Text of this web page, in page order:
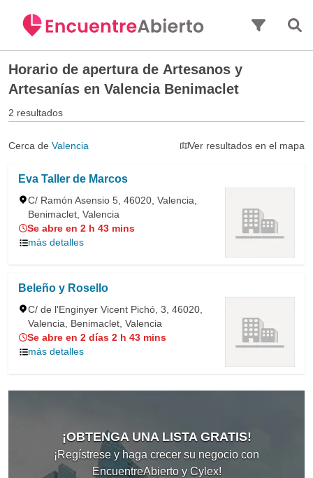
Horario de apertura de Artesanos y
Artesanías en Valencia Benimaclet
2 resultados
Cerca de Valencia Ver resultados en el mapa
Eva Taller de Marcos
C/ Ramón Asensio 5, 46020, Valencia,
Benimaclet, Valencia
Se abre en 2 h 43 mins
más detalles
Beleño y Rosello
C/ de l'Enginyer Vicent Pichó, 3, 46020,
Valencia, Benimaclet, Valencia
Se abre en 2 días 2 h 43 mins
más detalles
¡OBTENGA UNA LISTA GRATIS!
¡Regístrese y haga crecer su negocio con
EncuentreAbierto y Cylex!